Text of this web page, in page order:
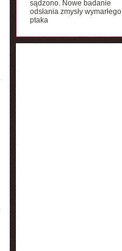
sądzono. Nowe badanie
odsłania zmysły wymarłego
ptaka